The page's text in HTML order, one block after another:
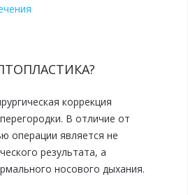
коррекция
В отличие от
операции является не
результата, а
носового дыхания.